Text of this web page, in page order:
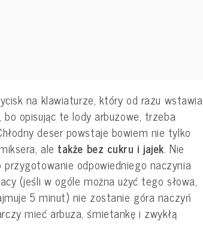
na klawiaturze, który od razu wstawia
bo opisując te lody arbuzowe, trzeba
deser powstaje bowiem nie tylko
ale także bez cukru i jajek. Nie
odpowiedniego naczynia
(jeśli w ogóle można użyć tego słowa,
5 minut) nie zostanie góra naczyń
mieć arbuza, śmietankę i zwykłą